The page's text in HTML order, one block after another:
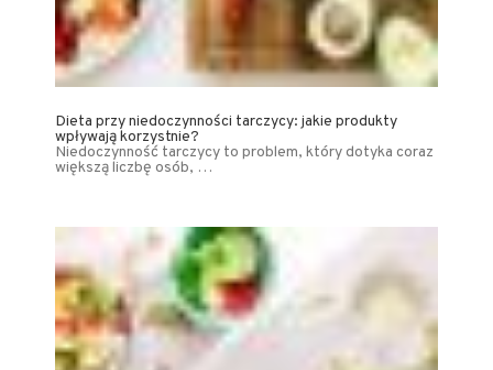
Dieta przy niedoczynności tarczycy: jakie produkty
wpływają korzystnie?
Niedoczynność tarczycy to problem, który dotyka coraz
większą liczbę osób, …